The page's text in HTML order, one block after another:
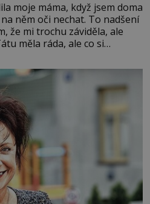
moje máma, když jsem doma
něm oči nechat. To nadšení
že mi trochu záviděla, ale
měla ráda, ale co si
byla jiná doba, když